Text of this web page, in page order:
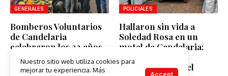
GENERALES
Bomberos Voluntarios
de Candelaria
celebraron los 32 años
de creación de la
Asociación Civil Juan
POLICIALES
Hallaron sin vida a
Soledad Rosa en un
motel de Candelaria:
circunstancias del
Nuestro sitio web utiliza cookies para
mejorar tu experiencia. Más
Accept